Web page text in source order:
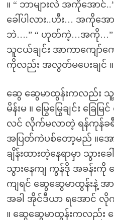
။ “ ဘာများလဲ အကိုအေ
ခေါ်ပါလား..ဟီး… အကိုအေ
ဘဲ….” “ ဟုတ်ကဲ့…အကို…”
သူငယ်ချင်း အာကာကျော်က
ကိုလည်း အလွတ်မပေးချင် ။
ဆွေ ဆွေမာထွန်းကလည်း
မိန်းမ ။ မြွေမြွေချင်း ခြ
လင် လိုက်မလာတဲ့ ရန်ကုန်ခရီး
အပြတ်ကဲပစ်တော့မည် ။အေ
ချိန်းထားတဲ့နေရာမှာ သွား
သွားနေကျ ကွန်ဒို အခန်း
ကျရင် ဆွေဆွေမာထွန်းနဲ့
အခါ အိုင်ဒီယာ ရအောင် လို
။ ဆွေဆွေမာထွန်းကလည်း